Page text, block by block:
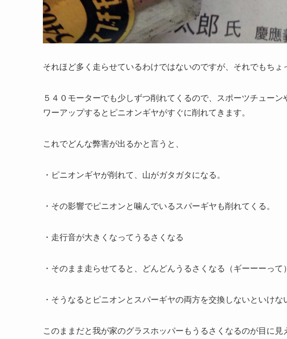
それほど多く走らせているわけではないのですが、それでもちょ
５４０モーターでも少しずつ削れてくるので、スポーツチュー
ワーアップするとピニオンギヤがすぐに削れてきます。
これでどんな弊害が出るかと言うと、
・ピニオンギヤが削れて、山がガタガタになる。
・その影響でピニオンと噛んでいるスパーギヤも削れてくる。
・走行音が大きくなってうるさくなる
・そのまま走らせてると、どんどんうるさくなる（ギーーーって）
・そうなるとピニオンとスパーギヤの両方を交換しないといけな
このままだと我が家のグラスホッパーもうるさくなるのが目に